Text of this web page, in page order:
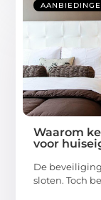
Waarom
voor
De
sloten. Toch